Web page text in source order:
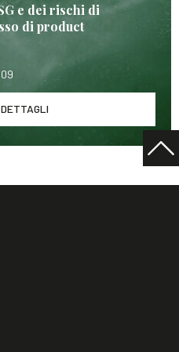
e dei rischi di
di product